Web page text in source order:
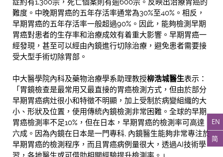
EN
简
症約有1,300宗，死亡個案則有逾600宗。反映出治療胃癌的
難度。中晚期胃癌的五年存活率通常為30%至40%。相反，
早期胃癌的五年存活率一般超過90%。因此，能夠檢測早期
胃癌對患者的生存率和治療成效有着重大影響。早期胃癌一
經發現，甚至可以經由內鏡進行切除治療，避免患者需要接
受大型手術切除胃部。
中大醫學院內科及藥物治療學系助理教授柳浩城醫生表示：
「胃鏡檢查是最常用又最直接的胃癌檢測方式，但由於部分
早期胃癌病灶很小和特徵不明顯，加上受制於病變組織的大
小、形狀及位置，使用傳統內鏡檢測非常困難。全球的早期
胃癌檢測率不足10%，但在日本，早期胃癌的檢測率可高達
六成。因為內鏡在日本是一門專科, 內鏡醫生能夠非常專注於
早期胃癌的檢測程序，而且胃癌病例量很大，透過AI技術學